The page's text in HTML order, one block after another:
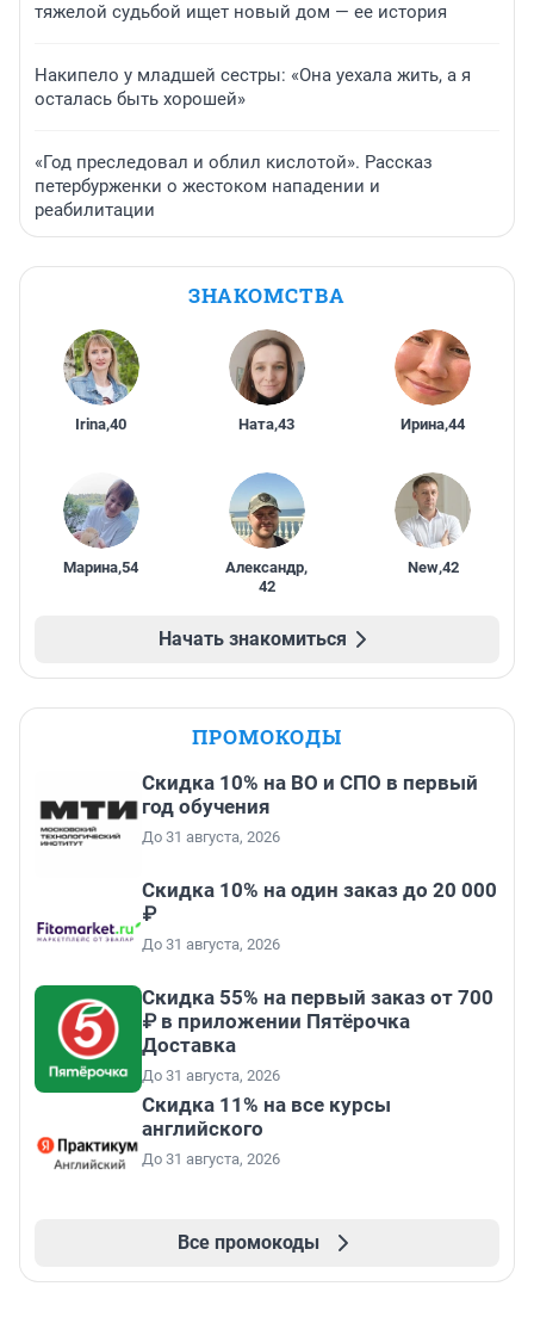
тяжелой судьбой ищет новый дом — ее история
Накипело у младшей сестры: «Она уехала жить, а я
осталась быть хорошей»
«Год преследовал и облил кислотой». Рассказ
петербурженки о жестоком нападении и
реабилитации
ЗНАКОМСТВА
Irina,40 Ната,43 Ирина,44
Марина,54 Александр,
42
New,42
Начать знакомиться
ПРОМОКОДЫ
Скидка 10% на ВО и СПО в первый
год обучения
До 31 августа, 2026
Скидка 10% на один заказ до 20 000
₽
До 31 августа, 2026
Скидка 55% на первый заказ от 700
₽ в приложении Пятёрочка
Доставка
До 31 августа, 2026
Скидка 11% на все курсы
английского
До 31 августа, 2026
Все промокоды